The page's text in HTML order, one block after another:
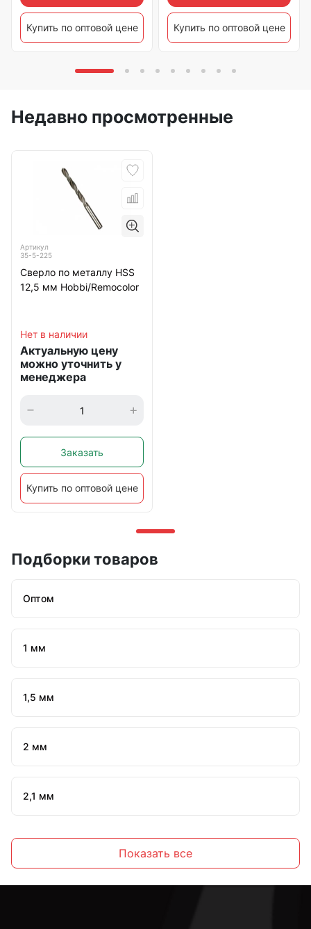
Купить по оптовой цене Купить по оптовой цене
Недавно просмотренные
Артикул
35-5-225
Сверло по металлу HSS
12,5 мм Hobbi/Remocolor
Нет в наличии
Актуальную цену
можно уточнить у
менеджера
Заказать
Купить по оптовой цене
Подборки товаров
Оптом
1 мм
1,5 мм
2 мм
2,1 мм
Показать все